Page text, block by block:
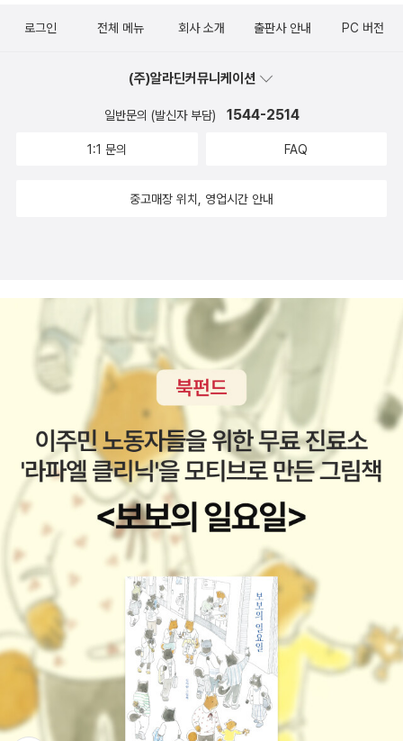
로그인 전체 메뉴 회사 소개 출판사 안내 PC 버전
(주)알라딘커뮤니케이션
일반문의 (발신자 부담) 1544-2514
1:1 문의 FAQ
중고매장 위치, 영업시간 안내